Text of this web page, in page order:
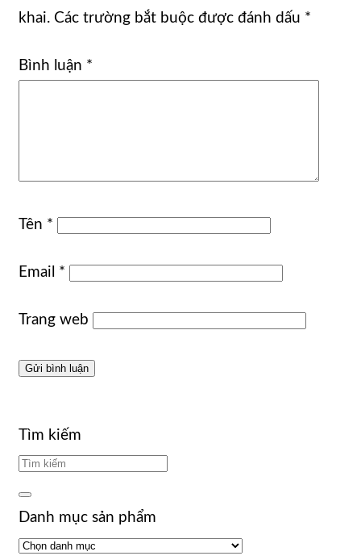
khai. Các trường bắt buộc được đánh dấu *
Bình luận *
Tên *
Email *
Trang web
Tìm kiếm
Danh mục sản phẩm